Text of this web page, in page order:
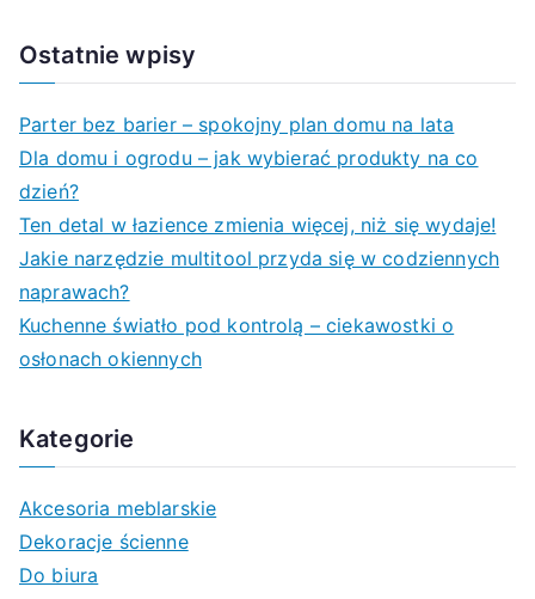
Ostatnie wpisy
Parter bez barier – spokojny plan domu na lata
Dla domu i ogrodu – jak wybierać produkty na co
dzień?
Ten detal w łazience zmienia więcej, niż się wydaje!
Jakie narzędzie multitool przyda się w codziennych
naprawach?
Kuchenne światło pod kontrolą – ciekawostki o
osłonach okiennych
Kategorie
Akcesoria meblarskie
Dekoracje ścienne
Do biura